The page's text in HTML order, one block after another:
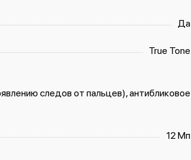
Да
True Tone
следов от пальцев), антибликовое
12 Мп